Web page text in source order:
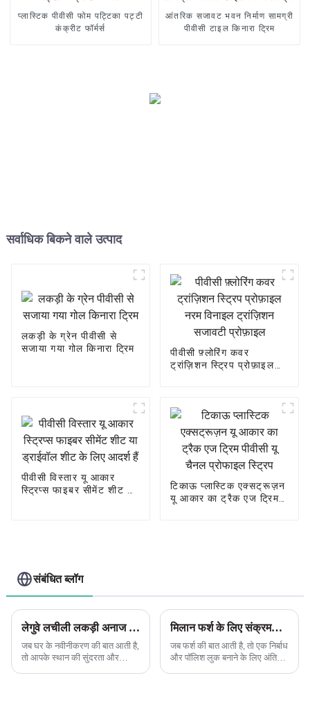
प्लास्टिक पीवीसी फोम पट्टिका पट्टी
कंक्रीट फॉर्मर्स
आंतरिक सजावट भवन निर्माण सामग्री
पीवीसी टाइल किनारा ट्रिम
सर्वाधिक बिकने वाले उत्पाद
लकड़ी के ग्रेन पीवीसी से
सजाया गया गोल किनारा ट्रिम
पीवीसी फ़्लोरिंग कवर
ट्रांज़िशन स्ट्रिप प्रोफ़ाइल
पीवीसी विस्तार यू आकार
स्ट्रिप्स फाइबर सीमेंट शीट या
टिकाऊ प्लास्टिक एक्सट्रूज़न
यू आकार का ट्रैक एज ट्रिम
संबंधित ब्लॉग
लेगुवे लचीली लकड़ी अनाज पीवीसी एल-आकार के कोने किनारे सजावट के फायदे का खुलासा
जब घर के नवीनीकरण की बात आती है,
तो आपके स्थान की सुंदरता और
मिलान फर्श के लिए संक्रमण प्रोफाइल के महत्व को समझना
जब फर्श की बात आती है, तो एक निर्बाध
और पॉलिश लुक बनाने के लिए अंतिम